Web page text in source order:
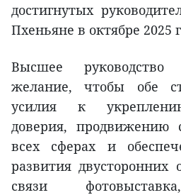
достигнутых
Пхеньяне в октябре 2025
Высшее
желание, чтобы обе
усилия к
доверия, продвижению
всех сферах и
развития
связи